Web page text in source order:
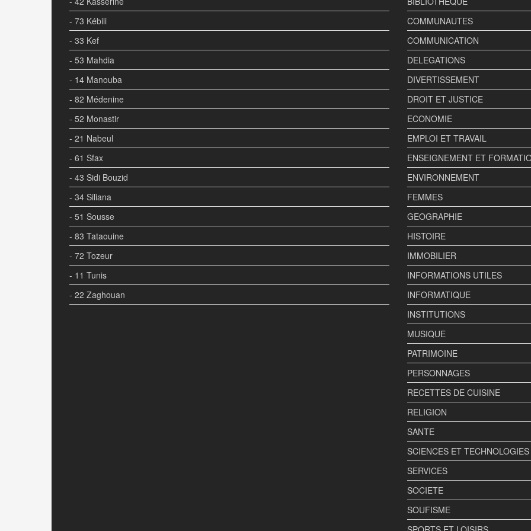
- 73 Kébili
- 33 Kef
- 53 Mahdia
- 14 Manouba
- 82 Médenine
- 52 Monastir
- 21 Nabeul
- 61 Sfax
- 43 Sidi Bouzid
- 34 Siliana
- 51 Sousse
- 83 Tataouine
- 72 Tozeur
- 11 Tunis
- 22 Zaghouan
COMMUNAUTES
COMMUNICATION
DELEGATIONS
DIVERTISSEMENT
DROIT ET JUSTICE
ECONOMIE
EMPLOI ET TRAVAIL
ENSEIGNEMENT ET
ENVIRONNEMENT
FEMMES
GEOGRAPHIE
HISTOIRE
IMMOBILIER
INFORMATIONS UTILES
INFORMATIQUE
INSTITUTIONS
MUSIQUE
PATRIMOINE
PERSONNAGES
RECETTES DE CUISINE
RELIGION
SANTE
SCIENCES ET TECHNOLOGIES
SERVICES
SOCIETE
SOUFISME